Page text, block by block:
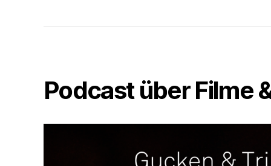
Podcast über Filme